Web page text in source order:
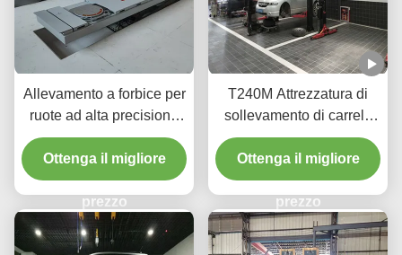
Allevamento a forbice per
ruote ad alta precisione
T400D 4000 kg Capacità
per laboratori
Ottenga il migliore
prezzo
T240M Attrezzatura di
sollevamento di carrelli
con due pali a grondaia
con tecnologia avanzata
di sollevamento
Ottenga il migliore
prezzo